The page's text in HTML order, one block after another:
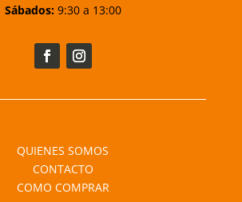
Sábados:9:30 a 13:00
QUIENES SOMOS
CONTACTO
COMO COMPRAR